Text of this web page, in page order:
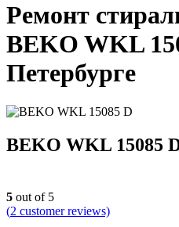
Ремонт
BEKO WKL
Петербурге
BEKO WKL 15085
5 out of 5
(2 customer reviews)